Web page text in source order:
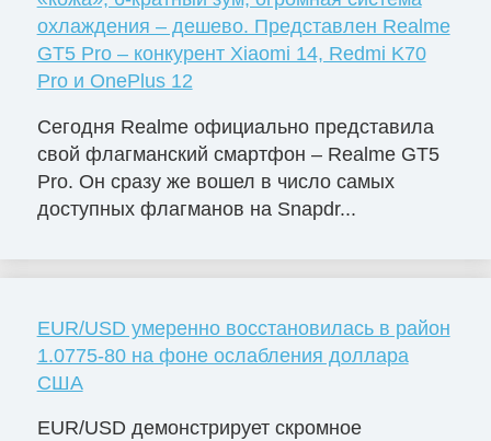
охлаждения – дешево. Представлен Realme
GT5 Pro – конкурент Xiaomi 14, Redmi K70
Pro и OnePlus 12
Сегодня Realme официально представила
свой флагманский смартфон – Realme GT5
Pro. Он сразу же вошел в число самых
доступных флагманов на Snapdr...
EUR/USD умеренно восстановилась в район
1.0775-80 на фоне ослабления доллара
США
EUR/USD демонстрирует скромное